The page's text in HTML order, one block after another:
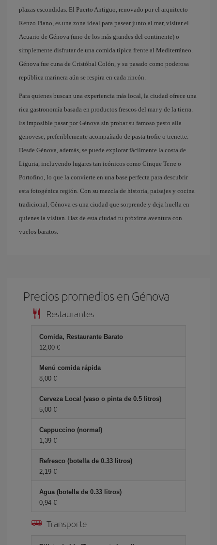
plazas escondidas. El Puerto Antiguo, renovado por el arquitecto
Renzo Piano, es una zona ideal para pasear junto al mar, visitar el
Acuario de Génova (uno de los más grandes del continente) o
simplemente disfrutar de una comida típica frente al Mediterráneo.
Génova fue cuna de Cristóbal Colón, y su pasado como poderosa
república marinera aún se respira en cada rincón.
Para quienes buscan una experiencia más local, la ciudad ofrece una
rica gastronomía basada en productos frescos del mar y de la tierra.
Es imposible pasar por Génova sin probar su famoso pesto alla
genovese, preferiblemente acompañado de pasta trofie o trenette.
Desde Génova, además, se puede explorar fácilmente la costa de
Liguria, incluyendo lugares tan icónicos como Cinque Terre o
Portofino, lo que la convierte en una base perfecta para descubrir
esta fotogénica región. Con su mezcla de historia, paisajes y cocina
tradicional, Génova es una ciudad que sorprende y deja huella en
quienes la visitan. Haz de esta ciudad tu próxima aventura con
vuelos baratos.
Precios promedios en Génova
Restaurantes
Comida, Restaurante Barato
12,00 €
Menú comida rápida
8,00 €
Cerveza Local (vaso o pinta de 0.5 litros)
5,00 €
Cappuccino (normal)
1,39 €
Refresco (botella de 0.33 litros)
2,19 €
Agua (botella de 0.33 litros)
0,94 €
Transporte